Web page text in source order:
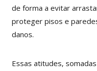
de forma a evitar
proteger pisos e
danos.
Essas atitudes,